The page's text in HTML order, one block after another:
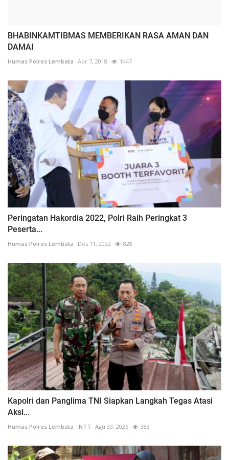
BHABINKAMTIBMAS MEMBERIKAN RASA AMAN DAN
DAMAI
Humas Polres Lembata Apr 7, 2018 1447
Peringatan Hakordia 2022, Polri Raih Peringkat 3
Peserta...
Humas Polres Lembata Des 11, 2022 828
Kapolri dan Panglima TNI Siapkan Langkah Tegas Atasi
Aksi...
Humas Polres Lembata - NTT Agu 30, 2025 383